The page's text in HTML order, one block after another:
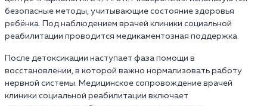
безопасные методы, учитывающие состояние здоровья
ребёнка. Под наблюдением врачей клиники социальной
реабилитации проводится медикаментозная поддержка.
После детоксикации наступает фаза помощи в
восстановлении, в которой важно нормализовать работу
нервной системы. Медицинское сопровождение врачей
клиники социальной реабилитации включает